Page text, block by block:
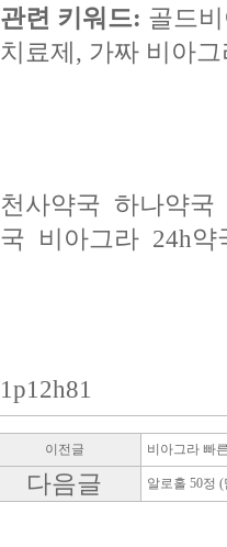
관련 키워드: 골드
치료제, 가짜 비아
천사약국 하나약국
국 비아그라 24h약
1p12h81
이전글 비아그라 빠
다음글 알로홀 50정